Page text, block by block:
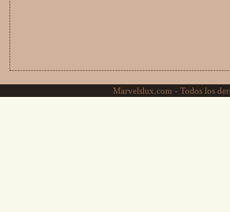
Marvelslux.com - Todos los